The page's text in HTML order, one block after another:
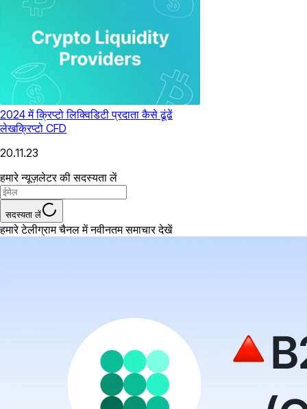
2024 में क्रिप्टो लिक्विडिटी प्रदाता कैसे ढूंढें
लेखक्रिप्टो CFD
20.11.23
हमारे न्यूज़लेटर की सदस्यता लें
सदस्यता लें
हमारे टेलीग्राम चैनल में नवीनतम समाचार देखें